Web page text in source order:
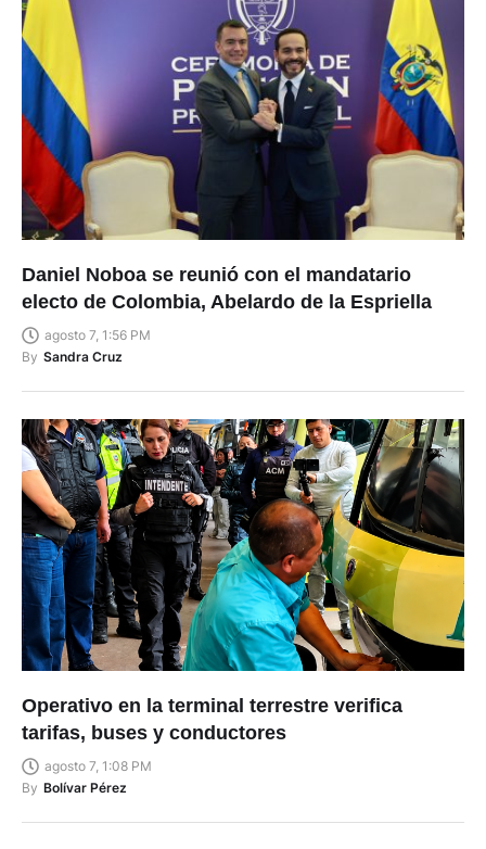
Daniel Noboa se reunió con el mandatario
electo de Colombia, Abelardo de la Espriella
agosto 7, 1:56 PM
By Sandra Cruz
Operativo en la terminal terrestre verifica
tarifas, buses y conductores
agosto 7, 1:08 PM
By Bolívar Pérez